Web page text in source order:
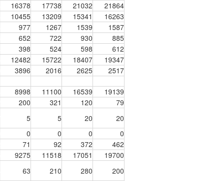
16378 17738 21032
21864
10455 13209 15341
16263
977 1267 1539
1587
652 722 930
885
398 524 598
612
12482 15722 18407
19347
3896 2016 2625
2517
8998 11100 16539
19139
200 321 120
79
5 5 20
20
0 0 0
0
71 92 372
462
9275 11518 17051
19700
63 210 280 200